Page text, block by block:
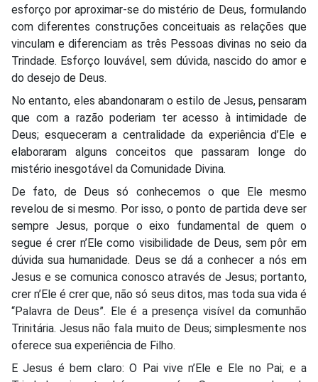
esforço por aproximar-se do mistério de Deus, formulando
com diferentes construções conceituais as relações que
vinculam e diferenciam as três Pessoas divinas no seio da
Trindade. Esforço louvável, sem dúvida, nascido do amor e
do desejo de Deus.
No entanto, eles abandonaram o estilo de Jesus, pensaram
que com a razão poderiam ter acesso à intimidade de
Deus; esqueceram a centralidade da experiência d’Ele e
elaboraram alguns conceitos que passaram longe do
mistério inesgotável da Comunidade Divina.
De fato, de Deus só conhecemos o que Ele mesmo
revelou de si mesmo. Por isso, o ponto de partida deve ser
sempre Jesus, porque o eixo fundamental de quem o
segue é crer n’Ele como visibilidade de Deus, sem pôr em
dúvida sua humanidade. Deus se dá a conhecer a nós em
Jesus e se comunica conosco através de Jesus; portanto,
crer n’Ele é crer que, não só seus ditos, mas toda sua vida é
“Palavra de Deus”. Ele é a presença visível da comunhão
Trinitária. Jesus não fala muito de Deus; simplesmente nos
oferece sua experiência de Filho.
E Jesus é bem claro: O Pai vive n’Ele e Ele no Pai; e a